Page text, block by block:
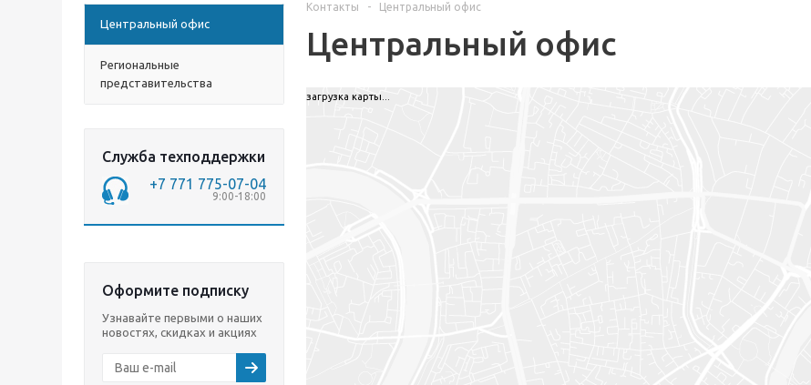
Центральный офис
Региональные
представительства
Служба техподдержки
+7 771 775-07-04
9:00-18:00
Оформите подписку
Узнавайте первыми о наших
новостях, скидках и акциях
Контакты - Центральный офис
Центральный офис
загрузка карты...